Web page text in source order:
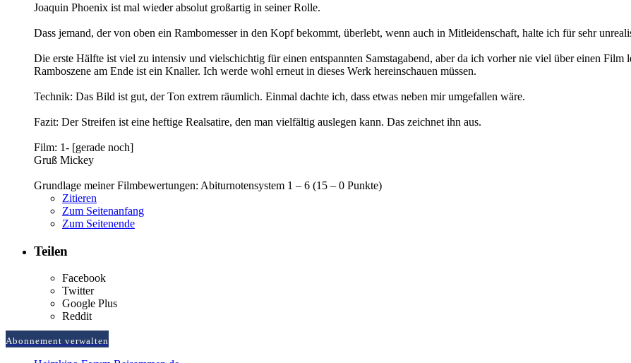
Joaquin Phoenix ist mal wieder absolut großartig in seiner Rolle.
Dass jemand, der von oben ein Rambomesser in den Kopf bekommt, überlebt, wenn auch in Mitleidenschaft, halte ich für sehr
Die erste Hälfte ist viel zu intensiv und vielschichtig für einen entspannten Samstagabend, aber da ich vorher nie viel über einen Film
Ramboszene am Ende ist ein Knaller. Ich werde wohl erneut in dieses Werk hereinschauen müssen.
Technik: Das Bild ist gut, der Ton extrem räumlich. Einmal dachte ich, dass etwas neben mir umgefallen wäre.
Fazit: Der Streifen ist eine heftige Realsatire, den man vielfältig auslegen kann. Das zeichnet ihn aus.
Film: 1- [gerade noch]
Gruß Mickey
Grundlage meiner Filmbewertungen: Abiturnotensystem 1 – 6 (15 – 0 Punkte)
Zitieren
Zum Seitenanfang
Zum Seitenende
Teilen
Facebook
Twitter
Google Plus
Reddit
Abonnement verwalten